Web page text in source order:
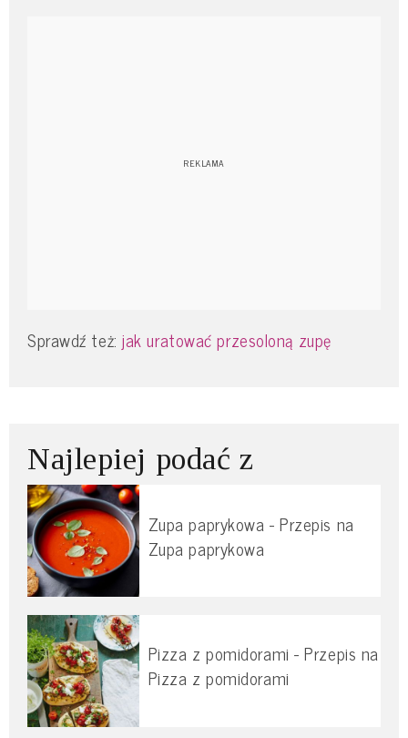
Sprawdź też:jak uratować przesoloną zupę
Najlepiej podać z
Zupa paprykowa - Przepis na
Zupa paprykowa
Pizza z pomidorami - Przepis na
Pizza z pomidorami